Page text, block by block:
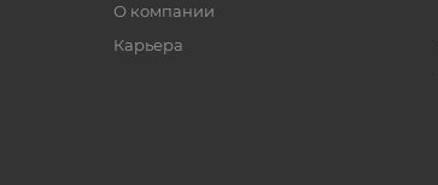
О компании
Карьера